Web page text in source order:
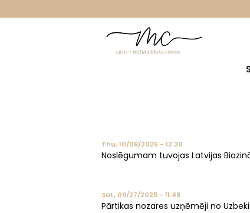
Thu, 10/09/2025 - 12:20
Noslēgumam tuvojas Latvijas
Sat, 09/27/2025 - 11:48
Pārtikas nozares uzņēmēji no